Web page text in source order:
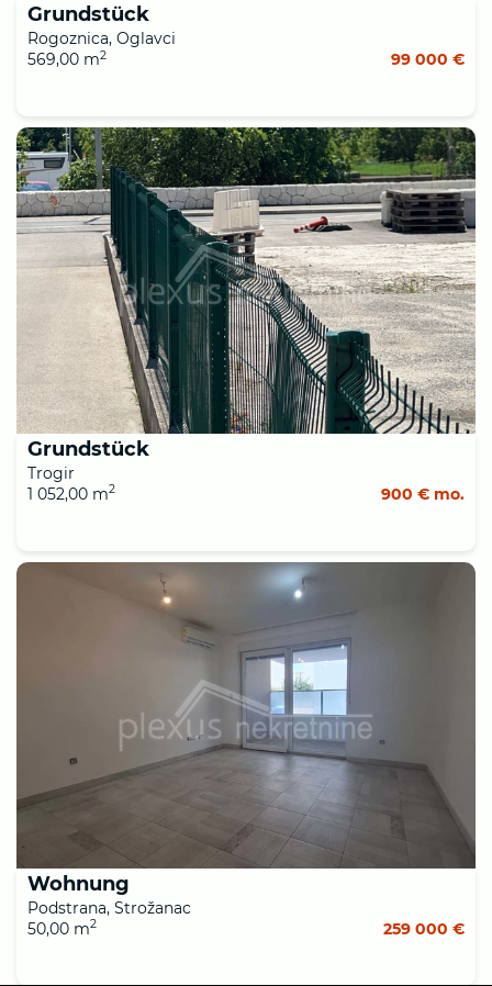
Grundstück
Rogoznica, Oglavci
569,00 m2 99 000 €
Grundstück
Trogir
1 052,00 m2 900 € mo.
Wohnung
Podstrana, Strožanac
50,00 m2 259 000 €